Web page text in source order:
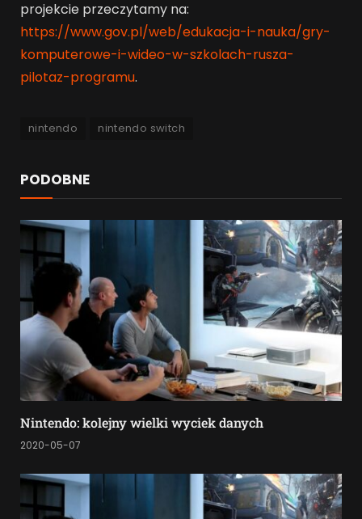
projekcie przeczytamy na:
https://www.gov.pl/web/edukacja-i-nauka/gry-
komputerowe-i-wideo-w-szkolach-rusza-
pilotaz-programu.
nintendo nintendo switch
PODOBNE
Nintendo: kolejny wielki wyciek danych
2020-05-07